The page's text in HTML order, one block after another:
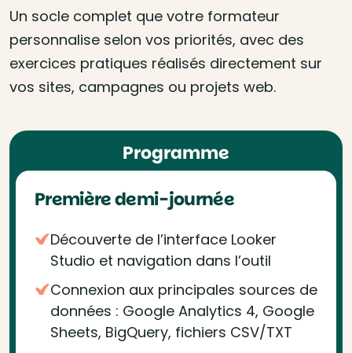
Un socle complet que votre formateur
personnalise selon vos priorités, avec des
exercices pratiques réalisés directement sur
vos sites, campagnes ou projets web.
Programme
Première demi-journée
Découverte de l’interface Looker
Studio et navigation dans l’outil
Connexion aux principales sources de
données : Google Analytics 4, Google
Sheets, BigQuery, fichiers CSV/TXT